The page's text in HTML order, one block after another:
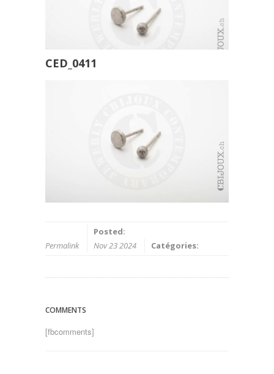
CED_0411
Permalink
Posted:
Nov 23 2024
Catégories:
COMMENTS
[fbcomments]